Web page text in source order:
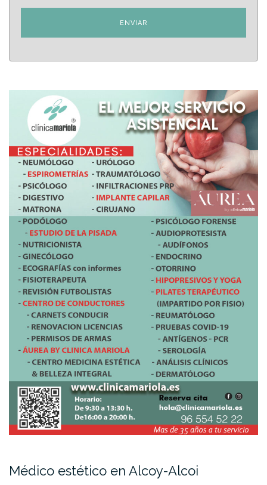
Médico estético en Alcoy-Alcoi